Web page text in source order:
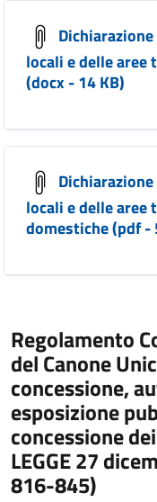
locali e delle
(docx - 14 KB)
locali e delle aree
domestiche (pdf -
Regolamento
del Canone
concessione,
esposizione
concessione
LEGGE 27
816-845)